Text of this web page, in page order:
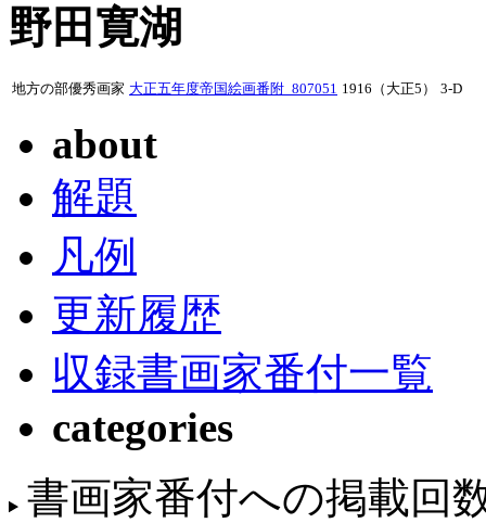
野田寛湖
地方の部優秀画家 大正五年度帝国絵画番附_807051 1916（大正5） 3-D
about
解題
凡例
更新履歴
収録書画家番付一覧
categories
書画家番付への掲載回